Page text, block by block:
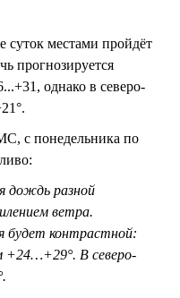
суток местами пройдёт
прогнозируется
однако в северо-
с понедельника по
дождь разной
ветра.
будет контрастной:
+24…+29°. В северо-